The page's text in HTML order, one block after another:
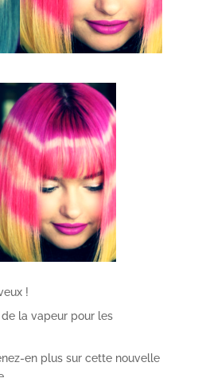
!
la vapeur pour les
en plus sur cette nouvelle